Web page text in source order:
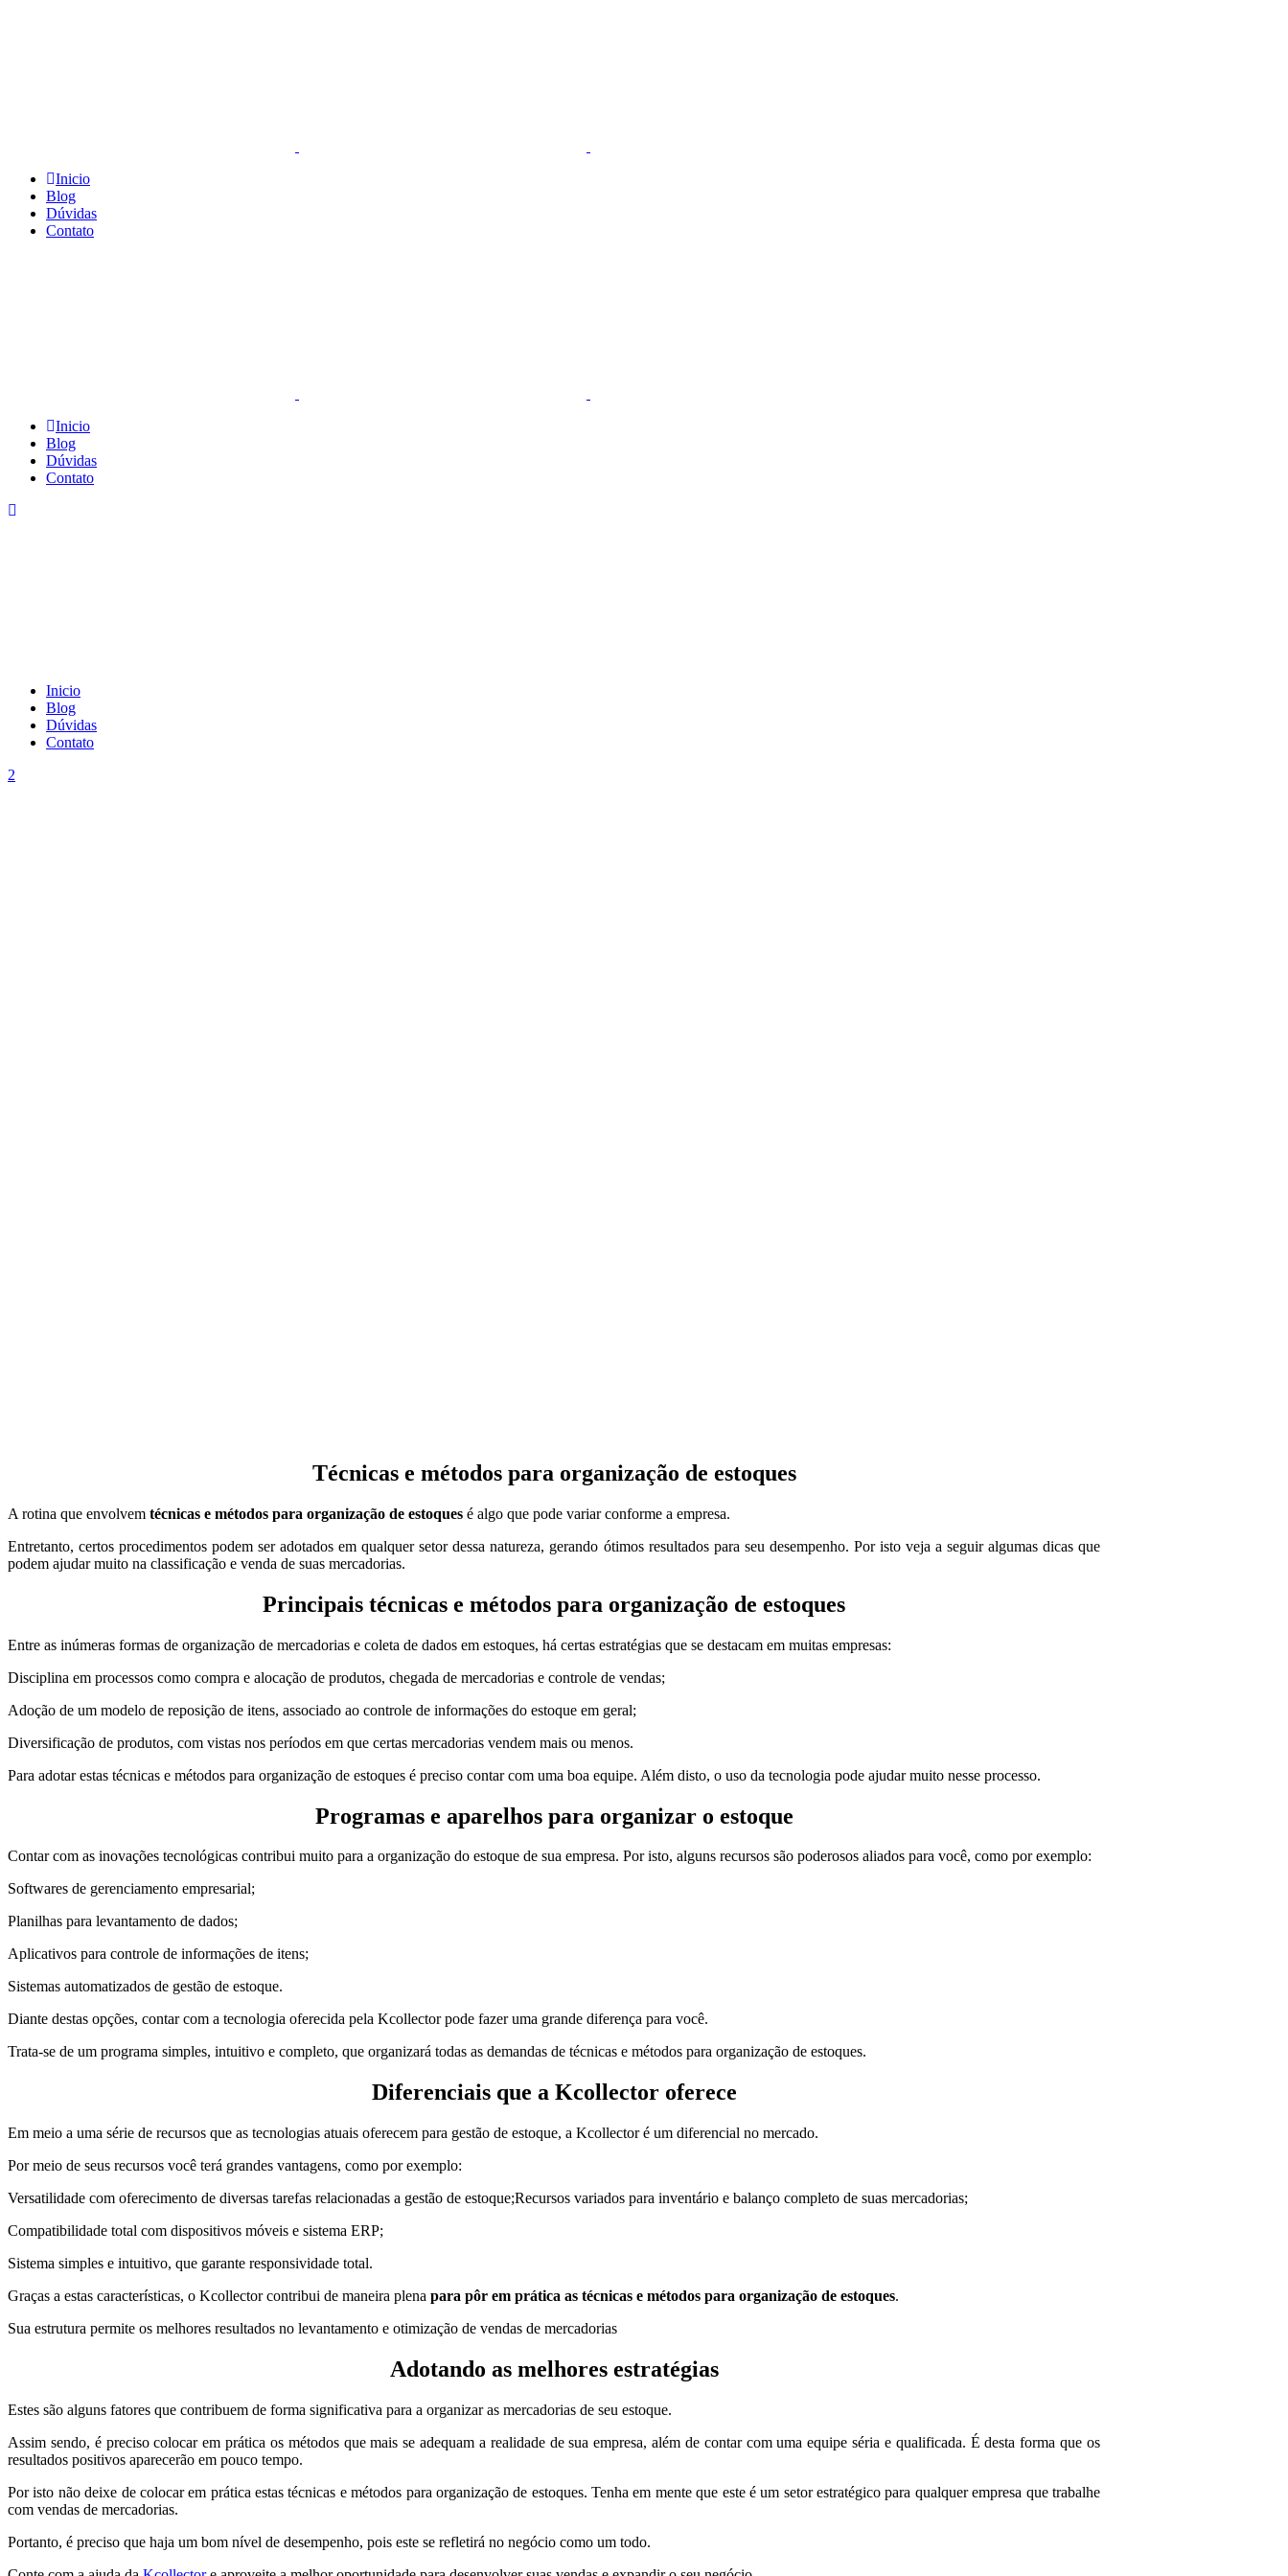
Inicio
Blog
Dúvidas
Contato
Inicio
Blog
Dúvidas
Contato
Inicio
Blog
Dúvidas
Contato
Técnicas e métodos para organização de estoques
A rotina que envolvem técnicas e métodos para organização de estoques é algo que pode variar conforme a empresa.
Entretanto, certos procedimentos podem ser adotados em qualquer setor dessa natureza, gerando ótimos resultados para seu desempenho. Por isto veja a seguir algumas dicas que
podem ajudar muito na classificação e venda de suas mercadorias.
Principais técnicas e métodos para organização de estoques
Entre as inúmeras formas de organização de mercadorias e coleta de dados em estoques, há certas estratégias que se destacam em muitas empresas:
Disciplina em processos como compra e alocação de produtos, chegada de mercadorias e controle de vendas;
Adoção de um modelo de reposição de itens, associado ao controle de informações do estoque em geral;
Diversificação de produtos, com vistas nos períodos em que certas mercadorias vendem mais ou menos.
Para adotar estas técnicas e métodos para organização de estoques é preciso contar com uma boa equipe. Além disto, o uso da tecnologia pode ajudar muito nesse processo.
Programas e aparelhos para organizar o estoque
Contar com as inovações tecnológicas contribui muito para a organização do estoque de sua empresa. Por isto, alguns recursos são poderosos aliados para você, como por exemplo:
Softwares de gerenciamento empresarial;
Planilhas para levantamento de dados;
Aplicativos para controle de informações de itens;
Sistemas automatizados de gestão de estoque.
Diante destas opções, contar com a tecnologia oferecida pela Kcollector pode fazer uma grande diferença para você.
Trata-se de um programa simples, intuitivo e completo, que organizará todas as demandas de técnicas e métodos para organização de estoques.
Diferenciais que a Kcollector oferece
Em meio a uma série de recursos que as tecnologias atuais oferecem para gestão de estoque, a Kcollector é um diferencial no mercado.
Por meio de seus recursos você terá grandes vantagens, como por exemplo:
Versatilidade com oferecimento de diversas tarefas relacionadas a gestão de estoque;Recursos variados para inventário e balanço completo de suas mercadorias;
Compatibilidade total com dispositivos móveis e sistema ERP;
Sistema simples e intuitivo, que garante responsividade total.
Graças a estas características, o Kcollector contribui de maneira plena para pôr em prática as técnicas e métodos para organização de estoques.
Sua estrutura permite os melhores resultados no levantamento e otimização de vendas de mercadorias
Adotando as melhores estratégias
Estes são alguns fatores que contribuem de forma significativa para a organizar as mercadorias de seu estoque.
Assim sendo, é preciso colocar em prática os métodos que mais se adequam a realidade de sua empresa, além de contar com uma equipe séria e qualificada. É desta forma que os
resultados positivos aparecerão em pouco tempo.
Por isto não deixe de colocar em prática estas técnicas e métodos para organização de estoques. Tenha em mente que este é um setor estratégico para qualquer empresa que trabalhe
com vendas de mercadorias.
Portanto, é preciso que haja um bom nível de desempenho, pois este se refletirá no negócio como um todo.